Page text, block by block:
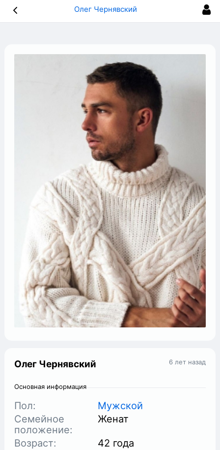
Олег Чернявский
6 лет назад
Олег Чернявский
Основная информация
Пол:
Мужской
Семейное
положение:
Женат
Возраст:
42 года